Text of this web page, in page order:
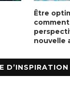
Être
nouvelle
D’INSPIRATION